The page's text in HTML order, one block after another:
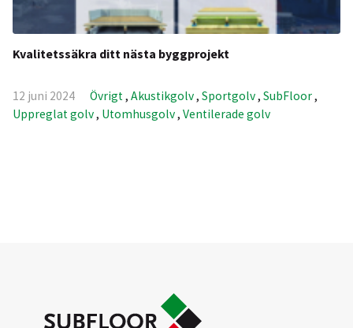
Kvalitetssäkra ditt nästa byggprojekt
12 juni 2024 Övrigt , Akustikgolv, Sportgolv, SubFloor,
Uppreglat golv, Utomhusgolv, Ventilerade golv